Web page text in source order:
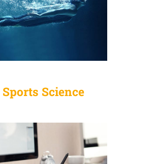
Sports Science